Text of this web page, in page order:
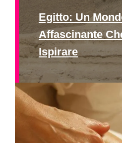
Egitto: Un
Affascinante
Ispirare